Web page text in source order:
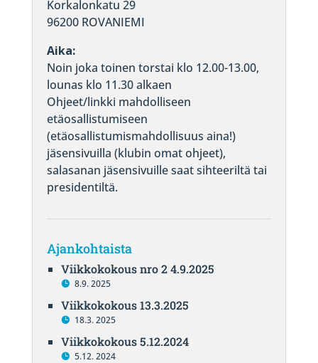
Korkalonkatu 29
96200 ROVANIEMI
Aika:
Noin joka toinen torstai klo 12.00-13.00,
lounas klo 11.30 alkaen
Ohjeet/linkki mahdolliseen
etäosallistumiseen
(etäosallistumismahdollisuus aina!)
jäsensivuilla (klubin omat ohjeet),
salasanan jäsensivuille saat sihteeriltä tai
presidentiltä.
Ajankohtaista
Viikkokokous nro 2 4.9.2025
8.9. 2025
Viikkokokous 13.3.2025
18.3. 2025
Viikkokokous 5.12.2024
5.12. 2024